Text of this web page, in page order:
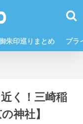
朱印巡りまとめ プラ
く！三崎稲
神社】